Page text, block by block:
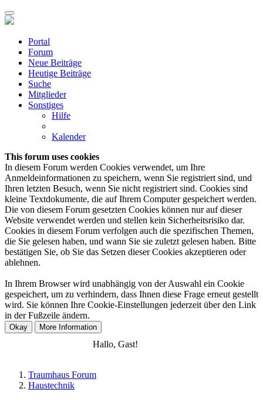
Portal
Forum
Neue Beiträge
Heutige Beiträge
Suche
Mitglieder
Sonstiges
Hilfe
Kalender
This forum uses cookies
In diesem Forum werden Cookies verwendet, um Ihre
Anmeldeinformationen zu speichern, wenn Sie registriert sind, und
Ihren letzten Besuch, wenn Sie nicht registriert sind. Cookies sind
kleine Textdokumente, die auf Ihrem Computer gespeichert werden.
Die von diesem Forum gesetzten Cookies können nur auf dieser
Website verwendet werden und stellen kein Sicherheitsrisiko dar.
Cookies in diesem Forum verfolgen auch die spezifischen Themen,
die Sie gelesen haben, und wann Sie sie zuletzt gelesen haben. Bitte
bestätigen Sie, ob Sie das Setzen dieser Cookies akzeptieren oder
ablehnen.
In Ihrem Browser wird unabhängig von der Auswahl ein Cookie
gespeichert, um zu verhindern, dass Ihnen diese Frage erneut gestellt
wird. Sie können Ihre Cookie-Einstellungen jederzeit über den Link
in der Fußzeile ändern.
Hallo, Gast!
Traumhaus Forum
Haustechnik